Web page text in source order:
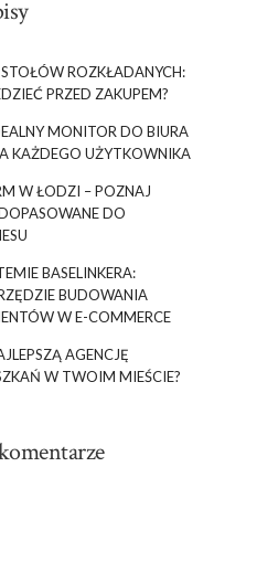
ROZKŁADANYCH:
PRZED ZAKUPEM?
MONITOR DO BIURA
KAŻDEGO UŻYTKOWNIKA
W ŁODZI – POZNAJ
DO
BASELINKERA:
BUDOWANIA
W E-COMMERCE
AGENCJĘ
W TWOIM MIEŚCIE?